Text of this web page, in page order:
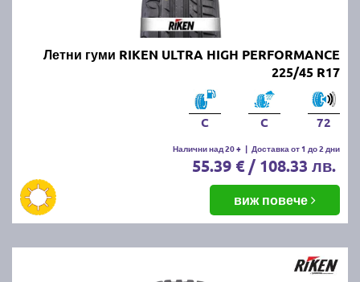
Летни гуми RIKEN ULTRA HIGH PERFORMANCE
225/45 R17
C C 72
Налични над 20 + | Доставка от 1 до 2 дни
55.39 € / 108.33 лв.
виж повече